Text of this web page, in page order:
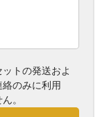
トの発送およ
のみに利用
。